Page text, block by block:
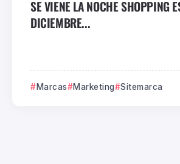
SE VIENE LA NOCHE SHOPPING
DICIEMBRE...
Marcas Marketing Sitemarca